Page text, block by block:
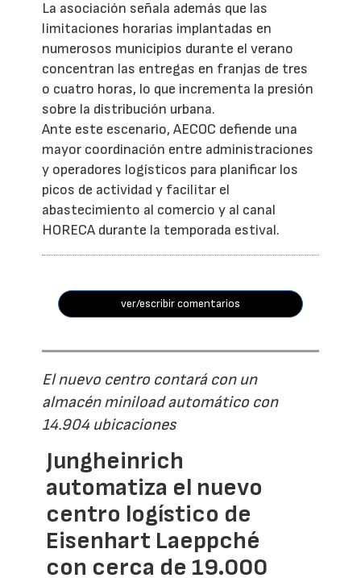
La asociación señala además que las
limitaciones horarias implantadas en
numerosos municipios durante el verano
concentran las entregas en franjas de tres
o cuatro horas, lo que incrementa la presión
sobre la distribución urbana.
Ante este escenario, AECOC defiende una
mayor coordinación entre administraciones
y operadores logísticos para planificar los
picos de actividad y facilitar el
abastecimiento al comercio y al canal
HORECA durante la temporada estival.
ver/escribir comentarios
El nuevo centro contará con un
almacén miniload automático con
14.904 ubicaciones
Jungheinrich
automatiza el nuevo
centro logístico de
Eisenhart Laeppché
con cerca de 19.000